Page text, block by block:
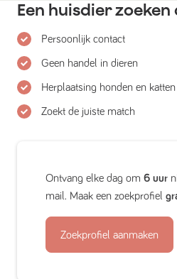
Een huisdier
Persoonlijk contact
Geen handel in dieren
Herplaatsing honden en
Zoekt de juiste match
Ontvang elke dag om 6 uur
mail. Maak een zoekprofiel
Zoekprofiel aanmaken